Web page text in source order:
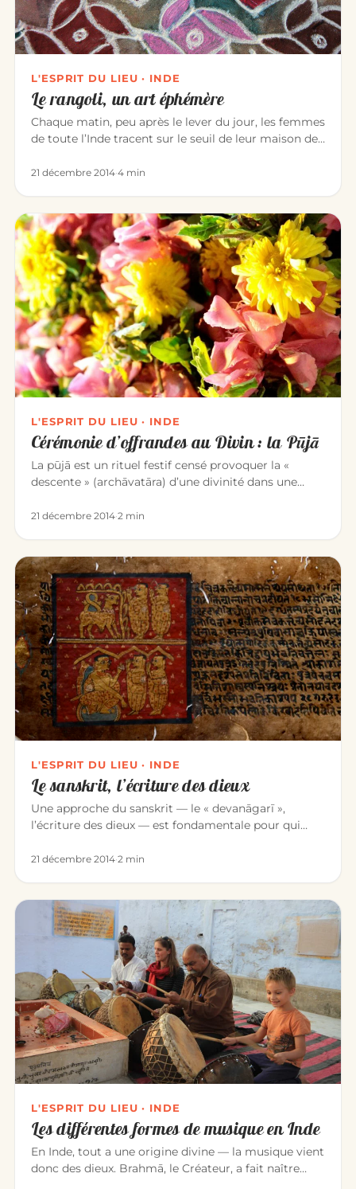
L'ESPRIT DU LIEU · INDE
Le rangoli, un art éphémère
Chaque matin, peu après le lever du jour, les femmes
de toute l’Inde tracent sur le seuil de leur maison des
21 décembre 2014·4 min
L'ESPRIT DU LIEU · INDE
Cérémonie d’offrandes au Divin : la Pūjā
La pūjā est un rituel festif censé provoquer la «
descente » (archāvatāra) d’une divinité dans une
21 décembre 2014·2 min
L'ESPRIT DU LIEU · INDE
Le sanskrit, l’écriture des dieux
Une approche du sanskrit — le « devanāgarī »,
l’écriture des dieux — est fondamentale pour qui
21 décembre 2014·2 min
L'ESPRIT DU LIEU · INDE
Les différentes formes de musique en Inde
En Inde, tout a une origine divine — la musique vient
donc des dieux. Brahmā, le Créateur, a fait naître